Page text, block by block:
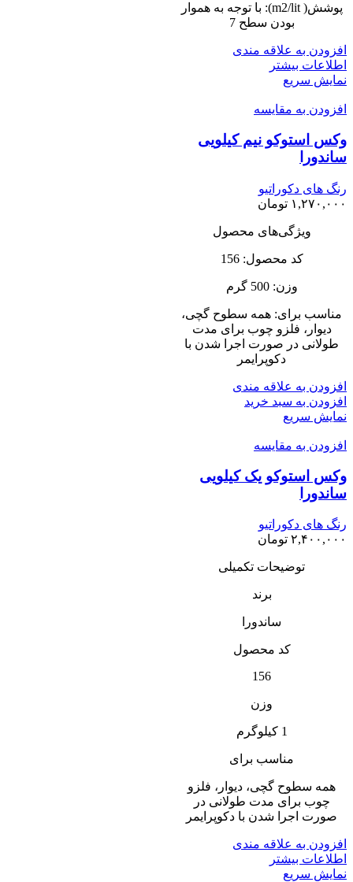
پوشش( m2/lit): با توجه به هموار
بودن سطح 7
افزودن به علاقه مندی
اطلاعات بیشتر
نمایش سریع
افزودن به مقایسه
وکس استوکو نیم کیلویی
ساندورا
رنگ های دکوراتیو
۱,۲۷۰,۰۰۰ تومان
ویژگی‌های محصول
کد محصول: 156
وزن: 500 گرم
مناسب برای: همه سطوح گچى،
دیوار، فلزو چوب براى مدت
طولانى در صورت اجرا شدن با
دکوپرایمر
افزودن به علاقه مندی
افزودن به سبد خرید
نمایش سریع
افزودن به مقایسه
وکس استوکو یک کیلویی
ساندورا
رنگ های دکوراتیو
۲,۴۰۰,۰۰۰ تومان
توضیحات تکمیلی
برند
ساندورا
کد محصول
156
وزن
1 کیلوگرم
مناسب برای
همه سطوح گچى، دیوار، فلزو
چوب براى مدت طولانى در
صورت اجرا شدن با دکوپرایمر
افزودن به علاقه مندی
اطلاعات بیشتر
نمایش سریع